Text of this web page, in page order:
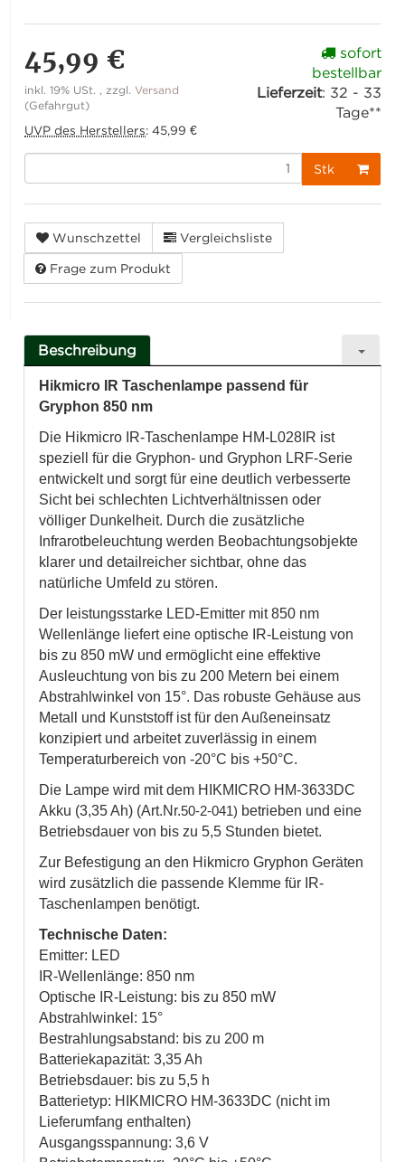
45,99 €
inkl. 19% USt. , zzgl.Versand
(Gefahrgut)
UVP des Herstellers:45,99 €
sofort
bestellbar
Lieferzeit: 32 - 33
Tage**
Stk
Wunschzettel Vergleichsliste
Frage zum Produkt
Beschreibung
Hikmicro IR Taschenlampe passend für
Gryphon 850 nm
Die Hikmicro IR-Taschenlampe HM-L028IR ist
speziell für die Gryphon- und Gryphon LRF-Serie
entwickelt und sorgt für eine deutlich verbesserte
Sicht bei schlechten Lichtverhältnissen oder
völliger Dunkelheit. Durch die zusätzliche
Infrarotbeleuchtung werden Beobachtungsobjekte
klarer und detailreicher sichtbar, ohne das
natürliche Umfeld zu stören.
Der leistungsstarke LED-Emitter mit 850 nm
Wellenlänge liefert eine optische IR-Leistung von
bis zu 850 mW und ermöglicht eine effektive
Ausleuchtung von bis zu 200 Metern bei einem
Abstrahlwinkel von 15°. Das robuste Gehäuse aus
Metall und Kunststoff ist für den Außeneinsatz
konzipiert und arbeitet zuverlässig in einem
Temperaturbereich von -20°C bis +50°C.
Die Lampe wird mit dem HIKMICRO HM-3633DC
Akku (3,35 Ah) (Art.Nr.50-2-041) betrieben und eine
Betriebsdauer von bis zu 5,5 Stunden bietet.
Zur Befestigung an den Hikmicro Gryphon Geräten
wird zusätzlich die passende Klemme für IR-
Taschenlampen benötigt.
Technische Daten:
Emitter: LED
IR-Wellenlänge: 850 nm
Optische IR-Leistung: bis zu 850 mW
Abstrahlwinkel: 15°
Bestrahlungsabstand: bis zu 200 m
Batteriekapazität: 3,35 Ah
Betriebsdauer: bis zu 5,5 h
Batterietyp: HIKMICRO HM-3633DC (nicht im
Lieferumfang enthalten)
Ausgangsspannung: 3,6 V